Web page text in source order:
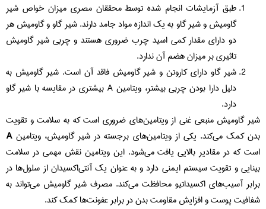
طبق آزمایشات انجام شده توسط محققان مصری میزان خواص شیر
گاومیش و شیر گاو به یک اندازه مواد جامد دارند. شیر گاو و گاومیش هر
دو دارای مقدار کمی اسید چرب ضروری هستند و چربی شیر گاومیش
تاثیری بر میزان هضم آن ندارد.
شیر گاو دارای کاروتن و شیر گاومیش فاقد آن است. شیر گاومیش به
دلیل دارا بودن چربی بیشتر، ویتامین A بیشتری در مقایسه با شیر گاو
دارد.
شیر گاومیش منبعی غنی از ویتامین‌های ضروری است که به سلامت و تقویت
بدن کمک می‌کند. یکی از ویتامین‌های برجسته در شیر گاومیش، ویتامین A
است که در مقادیر بالایی یافت می‌شود. این ویتامین نقش مهمی در سلامت
بینایی و تقویت سیستم ایمنی دارد و به عنوان یک آنتی‌اکسیدان از سلول‌ها در
برابر آسیب‌های اکسیداتیو محافظت می‌کند. مصرف شیر گاومیش می‌تواند به
شفافیت پوست و افزایش مقاومت بدن در برابر عفونت‌ها کمک کند.